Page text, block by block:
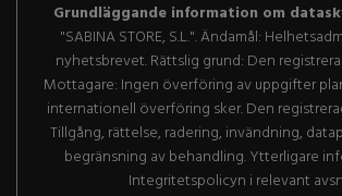
Grundläggande information om
"SABINA STORE, S.L.". Ändamål:
nyhetsbrevet. Rättslig grund: Den
Mottagare: Ingen överföring av uppgifter
internationell överföring sker. Den
Tillgång, rättelse, radering, invändning,
begränsning av behandling. Ytterligare
Integritetspolicyn i relevant